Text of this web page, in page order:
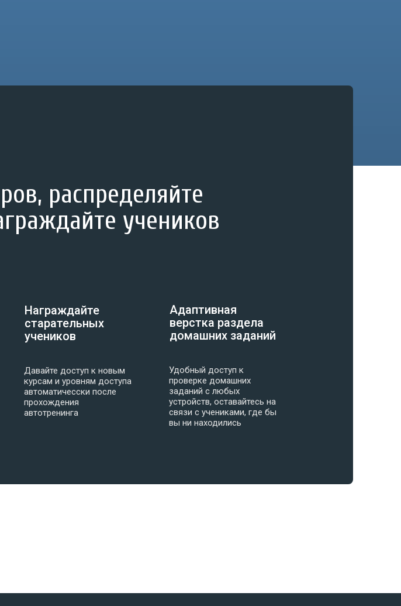
распределяйте
учеников
Награждайте
старательных
учеников
Давайте доступ к новым
курсам и уровням доступа
автоматичесски после
прохождения
автотренинга
Адаптивная
верстка раздела
домашних заданий
Удобный доступ к
проверке домашних
заданий с любых
устройств, оставайтесь на
связи с учениками, где бы
вы ни находились